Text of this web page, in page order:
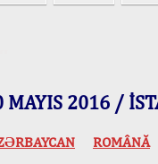
2016 /
ROMÂNĂ